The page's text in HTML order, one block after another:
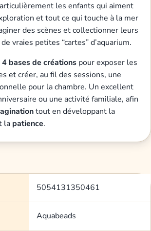
les enfants qui aiment
et tout ce qui touche à la mer
des scènes et collectionner leurs
vraies petites “cartes” d’aquarium.
4 bases de créations pour exposer les
et créer, au fil des sessions, une
pour la chambre. Un excellent
ou une activité familiale, afin
tout en développant la
la patience.
5054131350461
Aquabeads